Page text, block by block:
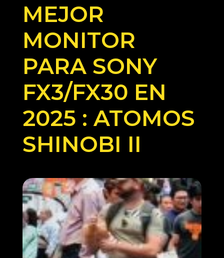
MEJOR
MONITOR
PARA SONY
FX3/FX30 EN
2025 : ATOMOS
SHINOBI II